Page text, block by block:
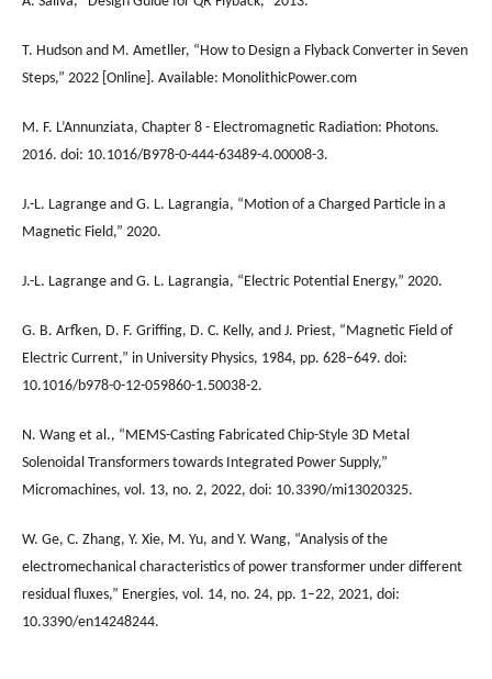
T. Hudson and M. Ametller, “How to Design a Flyback Converter in Seven
Steps,” 2022 [Online]. Available: MonolithicPower.com
M. F. L’Annunziata, Chapter 8 - Electromagnetic Radiation: Photons.
2016. doi: 10.1016/B978-0-444-63489-4.00008-3.
J.-L. Lagrange and G. L. Lagrangia, “Motion of a Charged Particle in a
Magnetic Field,” 2020.
J.-L. Lagrange and G. L. Lagrangia, “Electric Potential Energy,” 2020.
G. B. Arfken, D. F. Griffing, D. C. Kelly, and J. Priest, “Magnetic Field of
Electric Current,” in University Physics, 1984, pp. 628–649. doi:
10.1016/b978-0-12-059860-1.50038-2.
N. Wang et al., “MEMS-Casting Fabricated Chip-Style 3D Metal
Solenoidal Transformers towards Integrated Power Supply,”
Micromachines, vol. 13, no. 2, 2022, doi: 10.3390/mi13020325.
W. Ge, C. Zhang, Y. Xie, M. Yu, and Y. Wang, “Analysis of the
electromechanical characteristics of power transformer under different
residual fluxes,” Energies, vol. 14, no. 24, pp. 1–22, 2021, doi:
10.3390/en14248244.